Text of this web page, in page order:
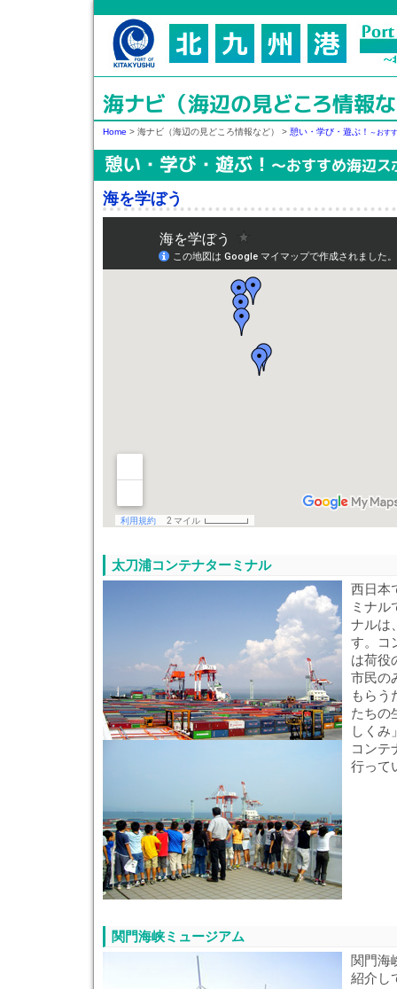
海ナビ（海辺の見どころ情報
Home > 海ナビ（海辺の見どころ情報など） > 憩い・学び・遊ぶ！ ～おす
憩い・学び・遊ぶ！ ～おすすめ海辺ス
海を学ぼう
太刀浦コンテナターミナル
西日本
ミナル
ナルは
す。コ
は荷役
市民の
もらう
たちの
しくみ
コンテ
行って
関門海峡ミュージアム
関門海
紹介し